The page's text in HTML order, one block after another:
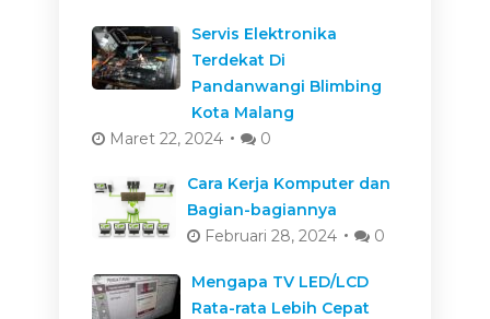
Servis Elektronika
Terdekat Di
Pandanwangi Blimbing
Kota Malang
Maret 22, 2024
0
Cara Kerja Komputer dan
Bagian-bagiannya
Februari 28, 2024
0
Mengapa TV LED/LCD
Rata-rata Lebih Cepat